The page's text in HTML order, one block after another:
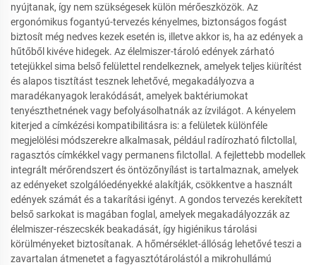
nyújtanak, így nem szükségesek külön mérőeszközök. Az
ergonómikus fogantyú-tervezés kényelmes, biztonságos fogást
biztosít még nedves kezek esetén is, illetve akkor is, ha az edények a
hűtőből kivéve hidegek. Az élelmiszer-tároló edények zárható
tetejükkel sima belső felülettel rendelkeznek, amelyek teljes kiürítést
és alapos tisztítást tesznek lehetővé, megakadályozva a
maradékanyagok lerakódását, amelyek baktériumokat
tenyészthetnének vagy befolyásolhatnák az ízvilágot. A kényelem
kiterjed a címkézési kompatibilitásra is: a felületek különféle
megjelölési módszerekre alkalmasak, például radírozható filctollal,
ragasztós címkékkel vagy permanens filctollal. A fejlettebb modellek
integrált mérőrendszert és öntözőnyílást is tartalmaznak, amelyek
az edényeket szolgálóedényekké alakítják, csökkentve a használt
edények számát és a takarítási igényt. A gondos tervezés kerekített
belső sarkokat is magában foglal, amelyek megakadályozzák az
élelmiszer-részecskék beakadását, így higiénikus tárolási
körülményeket biztosítanak. A hőmérséklet-állóság lehetővé teszi a
zavartalan átmenetet a fagyasztótárolástól a mikrohullámú